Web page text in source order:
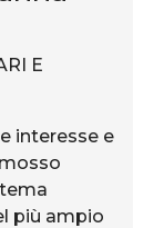
E
interesse e
più ampio